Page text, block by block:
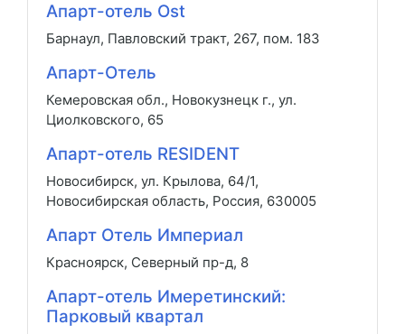
Апарт-отель Ost
Барнаул, Павловский тракт, 267, пом. 183
Апарт-Отель
Кемеровская обл., Новокузнецк г., ул.
Циолковского, 65
Апарт-отель RESIDENT
Новосибирск, ул. Крылова, 64/1,
Новосибирская область, Россия, 630005
Апарт Отель Империал
Красноярск, Северный пр-д, 8
Апарт-отель Имеретинский:
Парковый квартал